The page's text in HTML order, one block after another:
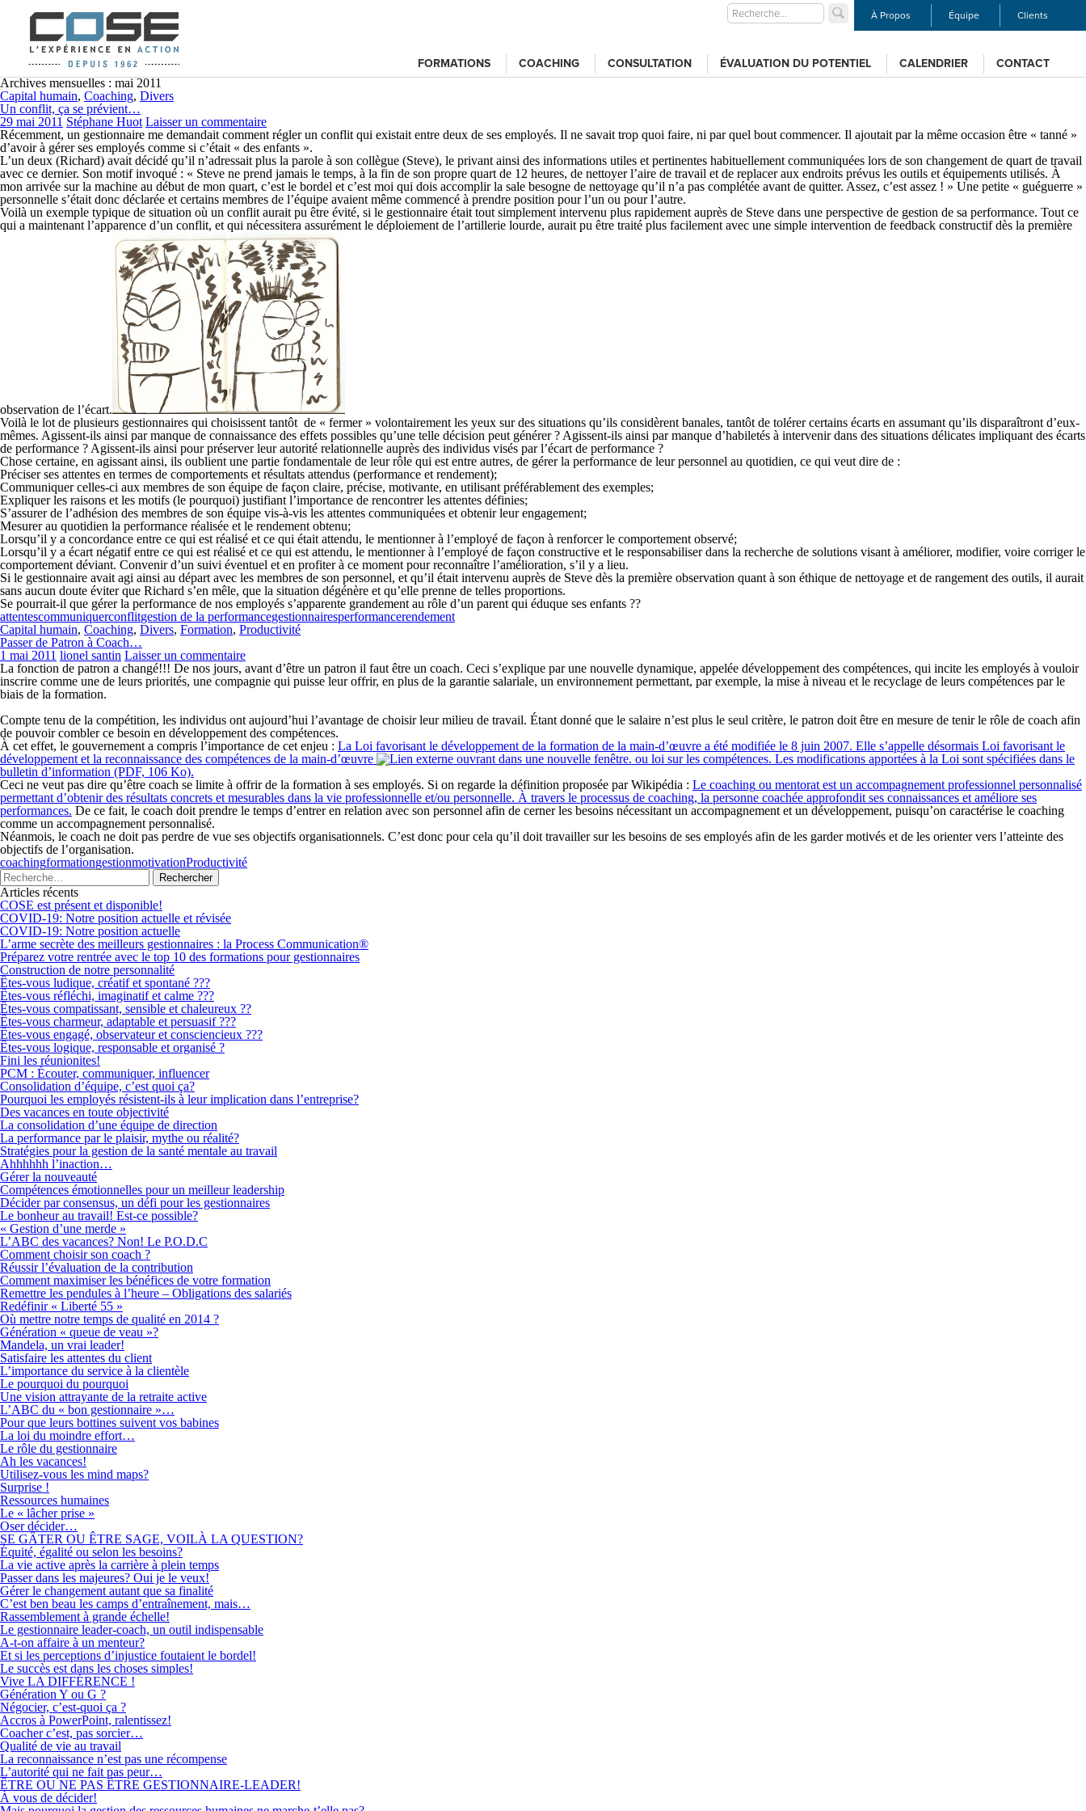
À Propos Équipe Clients
FORMATIONS COACHING CONSULTATION ÉVALUATION DU POTENTIEL CALENDRIER
CONTACT
Archives mensuelles : mai 2011
Capital humain, Coaching, Divers
Un conflit, ça se prévient…
29 mai 2011 Stéphane Huot Laisser un commentaire
Récemment, un gestionnaire me demandait comment régler un conflit qui existait entre deux de ses employés. Il ne savait trop quoi faire, ni par quel bout commencer. Il ajoutait par la même occasion être « tanné »
d’avoir à gérer ses employés comme si c’était « des enfants ».
L’un deux (Richard) avait décidé qu’il n’adressait plus la parole à son collègue (Steve), le privant ainsi des informations utiles et pertinentes habituellement communiquées lors de son changement de quart de travail
avec ce dernier. Son motif invoqué : « Steve ne prend jamais le temps, à la fin de son propre quart de 12 heures, de nettoyer l’aire de travail et de replacer aux endroits prévus les outils et équipements utilisés. À
mon arrivée sur la machine au début de mon quart, c’est le bordel et c’est moi qui dois accomplir la sale besogne de nettoyage qu’il n’a pas complétée avant de quitter. Assez, c’est assez ! » Une petite « guéguerre »
personnelle s’était donc déclarée et certains membres de l’équipe avaient même commencé à prendre position pour l’un ou pour l’autre.
Voilà un exemple typique de situation où un conflit aurait pu être évité, si le gestionnaire était tout simplement intervenu plus rapidement auprès de Steve dans une perspective de gestion de sa performance. Tout ce
qui a maintenant l’apparence d’un conflit, et qui nécessitera assurément le déploiement de l’artillerie lourde, aurait pu être traité plus facilement avec une simple intervention de feedback constructif dès la première
observation de l’écart.
Voilà le lot de plusieurs gestionnaires qui choisissent tantôt de « fermer » volontairement les yeux sur des situations qu’ils considèrent banales, tantôt de tolérer certains écarts en assumant qu’ils disparaîtront d’eux-
mêmes. Agissent-ils ainsi par manque de connaissance des effets possibles qu’une telle décision peut générer ? Agissent-ils ainsi par manque d’habiletés à intervenir dans des situations délicates impliquant des écarts
de performance ? Agissent-ils ainsi pour préserver leur autorité relationnelle auprès des individus visés par l’écart de performance ?
Chose certaine, en agissant ainsi, ils oublient une partie fondamentale de leur rôle qui est entre autres, de gérer la performance de leur personnel au quotidien, ce qui veut dire de :
Préciser ses attentes en termes de comportements et résultats attendus (performance et rendement);
Communiquer celles-ci aux membres de son équipe de façon claire, précise, motivante, en utilisant préférablement des exemples;
Expliquer les raisons et les motifs (le pourquoi) justifiant l’importance de rencontrer les attentes définies;
S’assurer de l’adhésion des membres de son équipe vis-à-vis les attentes communiquées et obtenir leur engagement;
Mesurer au quotidien la performance réalisée et le rendement obtenu;
Lorsqu’il y a concordance entre ce qui est réalisé et ce qui était attendu, le mentionner à l’employé de façon à renforcer le comportement observé;
Lorsqu’il y a écart négatif entre ce qui est réalisé et ce qui est attendu, le mentionner à l’employé de façon constructive et le responsabiliser dans la recherche de solutions visant à améliorer, modifier, voire corriger le
comportement déviant. Convenir d’un suivi éventuel et en profiter à ce moment pour reconnaître l’amélioration, s’il y a lieu.
Si le gestionnaire avait agi ainsi au départ avec les membres de son personnel, et qu’il était intervenu auprès de Steve dès la première observation quant à son éthique de nettoyage et de rangement des outils, il aurait
sans aucun doute éviter que Richard s’en mêle, que la situation dégénère et qu’elle prenne de telles proportions.
Se pourrait-il que gérer la performance de nos employés s’apparente grandement au rôle d’un parent qui éduque ses enfants ??
attentescommuniquerconflitgestion de la performancegestionnairesperformancerendement
Capital humain, Coaching, Divers, Formation, Productivité
Passer de Patron à Coach…
1 mai 2011 lionel santin Laisser un commentaire
La fonction de patron a changé!!! De nos jours, avant d’être un patron il faut être un coach. Ceci s’explique par une nouvelle dynamique, appelée développement des compétences, qui incite les employés à vouloir
inscrire comme une de leurs priorités, une compagnie qui puisse leur offrir, en plus de la garantie salariale, un environnement permettant, par exemple, la mise à niveau et le recyclage de leurs compétences par le
biais de la formation.
Compte tenu de la compétition, les individus ont aujourd’hui l’avantage de choisir leur milieu de travail. Étant donné que le salaire n’est plus le seul critère, le patron doit être en mesure de tenir le rôle de coach afin
de pouvoir combler ce besoin en développement des compétences.
À cet effet, le gouvernement a compris l’importance de cet enjeu : La Loi favorisant le développement de la formation de la main-d’œuvre a été modifiée le 8 juin 2007. Elle s’appelle désormais Loi favorisant le
développement et la reconnaissance des compétences de la main-d’œuvre
ou loi sur les compétences. Les modifications apportées à la Loi sont spécifiées dans le
bulletin d’information (PDF, 106 Ko).
Ceci ne veut pas dire qu’être coach se limite à offrir de la formation à ses employés. Si on regarde la définition proposée par Wikipédia : Le coaching ou mentorat est un accompagnement professionnel personnalisé
permettant d’obtenir des résultats concrets et mesurables dans la vie professionnelle et/ou personnelle. À travers le processus de coaching, la personne coachée approfondit ses connaissances et améliore ses
performances. De ce fait, le coach doit prendre le temps d’entrer en relation avec son personnel afin de cerner les besoins nécessitant un accompagnement et un développement, puisqu’on caractérise le coaching
comme un accompagnement personnalisé.
Néanmois, le coach ne doit pas perdre de vue ses objectifs organisationnels. C’est donc pour cela qu’il doit travailler sur les besoins de ses employés afin de les garder motivés et de les orienter vers l’atteinte des
objectifs de l’organisation.
coachingformationgestionmotivationProductivité
Articles récents
COSE est présent et disponible!
COVID-19: Notre position actuelle et révisée
COVID-19: Notre position actuelle
L’arme secrète des meilleurs gestionnaires : la Process Communication®
Préparez votre rentrée avec le top 10 des formations pour gestionnaires
Construction de notre personnalité
Êtes-vous ludique, créatif et spontané ???
Êtes-vous réfléchi, imaginatif et calme ???
Êtes-vous compatissant, sensible et chaleureux ??
Êtes-vous charmeur, adaptable et persuasif ???
Êtes-vous engagé, observateur et consciencieux ???
Êtes-vous logique, responsable et organisé ?
Fini les réunionites!
PCM : Écouter, communiquer, influencer
Consolidation d’équipe, c’est quoi ça?
Pourquoi les employés résistent-ils à leur implication dans l’entreprise?
Des vacances en toute objectivité
La consolidation d’une équipe de direction
La performance par le plaisir, mythe ou réalité?
Stratégies pour la gestion de la santé mentale au travail
Ahhhhhh l’inaction…
Gérer la nouveauté
Compétences émotionnelles pour un meilleur leadership
Décider par consensus, un défi pour les gestionnaires
Le bonheur au travail! Est-ce possible?
« Gestion d’une merde »
L’ABC des vacances? Non! Le P.O.D.C
Comment choisir son coach ?
Réussir l’évaluation de la contribution
Comment maximiser les bénéfices de votre formation
Remettre les pendules à l’heure – Obligations des salariés
Redéfinir « Liberté 55 »
Où mettre notre temps de qualité en 2014 ?
Génération « queue de veau »?
Mandela, un vrai leader!
Satisfaire les attentes du client
L’importance du service à la clientèle
Le pourquoi du pourquoi
Une vision attrayante de la retraite active
L’ABC du « bon gestionnaire »…
Pour que leurs bottines suivent vos babines
La loi du moindre effort…
Le rôle du gestionnaire
Ah les vacances!
Utilisez-vous les mind maps?
Surprise !
Ressources humaines
Le « lâcher prise »
Oser décider…
SE GÂTER OU ÊTRE SAGE, VOILÀ LA QUESTION?
Équité, égalité ou selon les besoins?
La vie active après la carrière à plein temps
Passer dans les majeures? Oui je le veux!
Gérer le changement autant que sa finalité
C’est ben beau les camps d’entraînement, mais…
Rassemblement à grande échelle!
Le gestionnaire leader-coach, un outil indispensable
A-t-on affaire à un menteur?
Et si les perceptions d’injustice foutaient le bordel!
Le succès est dans les choses simples!
Vive LA DIFFÉRENCE !
Génération Y ou G ?
Négocier, c’est-quoi ça ?
Accros à PowerPoint, ralentissez!
Coacher c’est, pas sorcier…
Qualité de vie au travail
La reconnaissance n’est pas une récompense
L’autorité qui ne fait pas peur…
ÊTRE OU NE PAS ÊTRE GESTIONNAIRE-LEADER!
À vous de décider!